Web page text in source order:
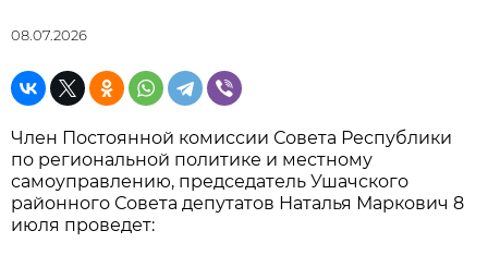
08.07.2026
Член Постоянной комиссии Совета Республики
по региональной политике и местному
самоуправлению, председатель Ушачского
районного Совета депутатов Наталья Маркович 8
июля проведет: